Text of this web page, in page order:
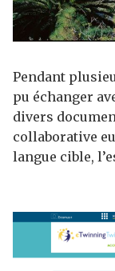
Pendant
pu échanger
divers
collaborative
langue cible,